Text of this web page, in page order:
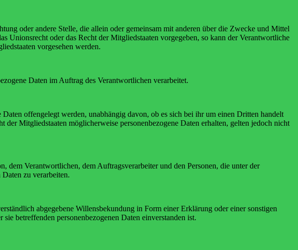
oder andere Stelle, die allein oder gemeinsam mit anderen über die Zwecke und Mittel
Unionsrecht oder das Recht der Mitgliedstaaten vorgegeben, so kann der Verantwortliche
vorgesehen werden.
Daten im Auftrag des Verantwortlichen verarbeitet.
offengelegt werden, unabhängig davon, ob es sich bei ihr um einen Dritten handelt
Mitgliedstaaten möglicherweise personenbezogene Daten erhalten, gelten jedoch nicht
dem Verantwortlichen, dem Auftragsverarbeiter und den Personen, die unter der
zu verarbeiten.
abgegebene Willensbekundung in Form einer Erklärung oder einer sonstigen
betreffenden personenbezogenen Daten einverstanden ist.